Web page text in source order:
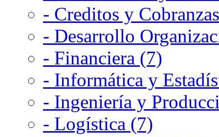
- Creditos y
- Desarrollo
- Financiera (7)
- Informática y
- Ingeniería y
- Logística (7)